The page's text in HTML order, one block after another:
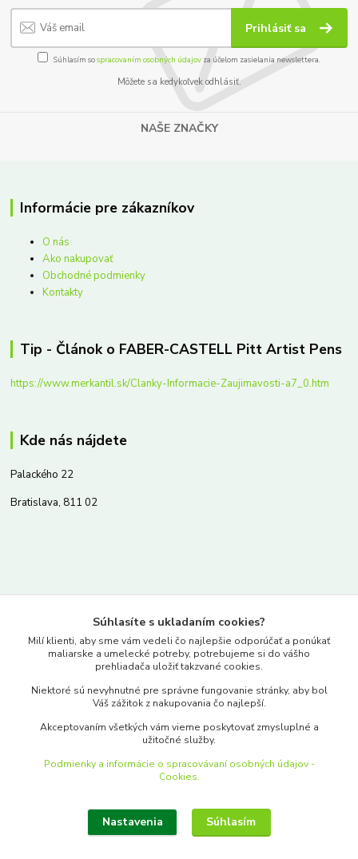
Prihlásiť sa
Súhlasím sospracovaním osobných údajov za účelom zasielania newslettera.
Môžete sa kedykoľvek odhlásiť.
NAŠE ZNAČKY
Informácie pre zákazníkov
O nás
Ako nakupovať
Obchodné podmienky
Kontakty
Tip - Článok o FABER-CASTELL Pitt Artist Pens
https://www.merkantil.sk/Clanky-Informacie-Zaujimavosti-a7_0.htm
Kde nás nájdete
Palackého 22
Bratislava, 811 02
www.merkantil.sk
Pondelok-Piatok: 9.00-17.00hod.
objednavky@merkantil-obchod.sk
Upraviť zber cookies.
Súhlasíte s ukladaním cookies?
Milí klienti, aby sme vám vedeli čo najlepšie odporúčať a ponúkať
maliarske a umelecké potreby, potrebujeme si do vášho
prehliadača uložiť takzvané cookies.
Niektoré sú nevyhnutné pre správne fungovanie stránky, aby bol
Váš zážitok z nakupovania čo najlepší.
Akceptovaním všetkých vám vieme poskytovať zmysluplné a
užitočné služby.
Podmienky a informácie o spracovávaní osobných údajov -
Cookies.
Nastavenia Súhlasím